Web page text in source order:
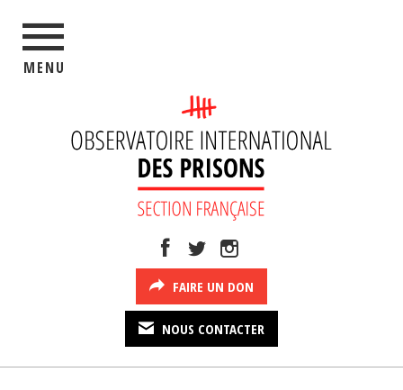
MENU
FAIRE UN DON
NOUS CONTACTER